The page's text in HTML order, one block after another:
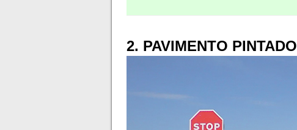
2. PAVIMENTO PINTADO